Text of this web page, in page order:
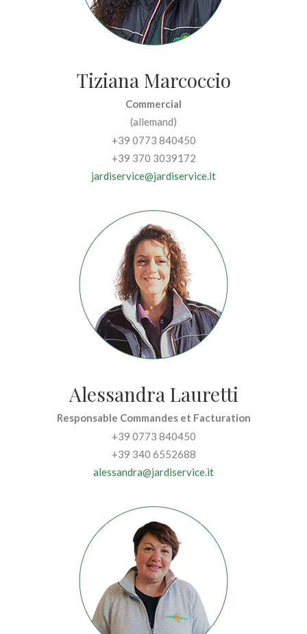
Tiziana Marcoccio
Commercial
(allemand)
+39 0773 840450
+39 370 3039172
jardiservice@jardiservice.it
Alessandra Lauretti
Responsable Commandes et Facturation
+39 0773 840450
+39 340 6552688
alessandra@jardiservice.it